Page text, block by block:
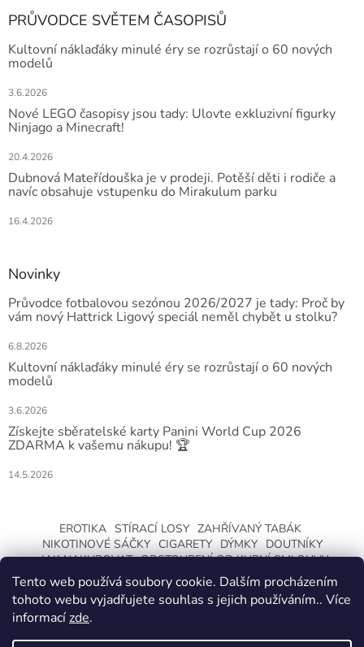
Tento web používá soubory cookie. Dalším procházením
tohoto webu vyjadřujete souhlas s jejich používáním.. Více
informacízde.
PRŮVODCE SVĚTEM ČASOPISŮ
Kultovní náklaďáky minulé éry se rozrůstají o 60 nových
modelů
3.6.2026
Nové LEGO časopisy jsou tady: Ulovte exkluzivní figurky
Ninjago a Minecraft!
20.4.2026
Dubnová Mateřídouška je v prodeji. Potěší děti i rodiče a
navíc obsahuje vstupenku do Mirakulum parku
16.4.2026
Novinky
Průvodce fotbalovou sezónou 2026/2027 je tady: Proč by
vám nový Hattrick Ligový speciál neměl chybět u stolku?
6.8.2026
Kultovní náklaďáky minulé éry se rozrůstají o 60 nových
modelů
3.6.2026
Získejte sběratelské karty Panini World Cup 2026
ZDARMA k vašemu nákupu! 🏆
14.5.2026
EROTIKA STÍRACÍ LOSY ZAHŘÍVANÝ TABÁK
NIKOTINOVÉ SÁČKY CIGARETY DÝMKY
DOUTNÍKY
JAK NAKUPOVAT ODSTOUPENÍ OD KUPNÍ SMLOUVY